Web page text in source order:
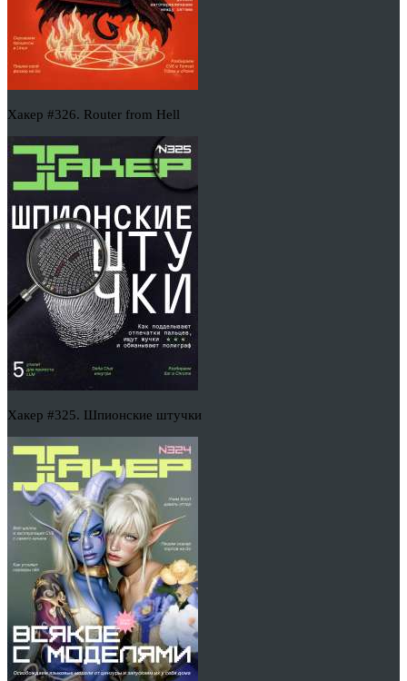
Хакер #326. Router from Hell
Хакер #325. Шпионские штучки